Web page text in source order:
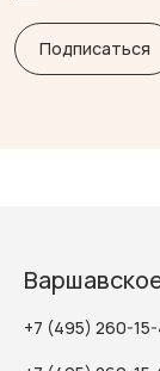
+7 (495) 260-